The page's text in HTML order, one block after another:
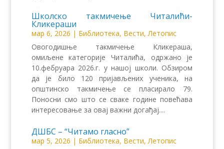
Школско такмичење Читалићи-
Кликераши
мар 6, 2026 | Библиотека, Вести,Летопис
Овогодишње такмичење Кликераша,
омиљене категорије Читалића, одржано је
10.фебруара 2026.г. у нашој школи. Обзиром
да је било 120 пријављених ученика, на
општинско такмичење се пласирало 79.
Поносни смо што се сваке године повећава
интересовање за овај важни догађај....
ДШБС – “Читамо гласно”
мар 5, 2026 | Библиотека, Вести,Летопис